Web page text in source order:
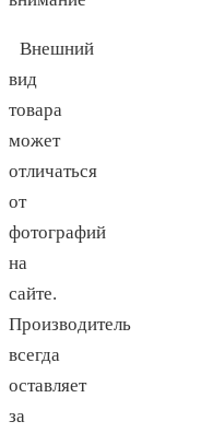
Внешний
вид
товара
может
отличаться
от
фотографий
на
сайте.
Производитель
всегда
оставляет
за